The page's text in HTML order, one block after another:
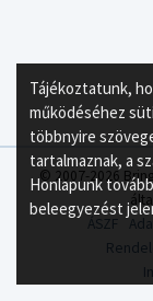
© 2007-2026
ÁSZF
Tájékoztatunk,
működéséhez
többnyire
tartalmaznak, a
Honlapunk
beleegyezést